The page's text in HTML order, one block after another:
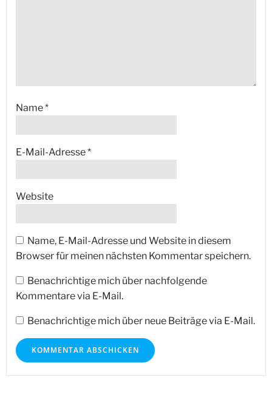
Name*
E-Mail-Adresse*
Website
Name, E-Mail-Adresse und Website in diesem
Browser für meinen nächsten Kommentar speichern.
Benachrichtige mich über nachfolgende
Kommentare via E-Mail.
Benachrichtige mich über neue Beiträge via E-Mail.